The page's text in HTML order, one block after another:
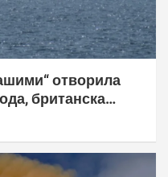
отворила
британска